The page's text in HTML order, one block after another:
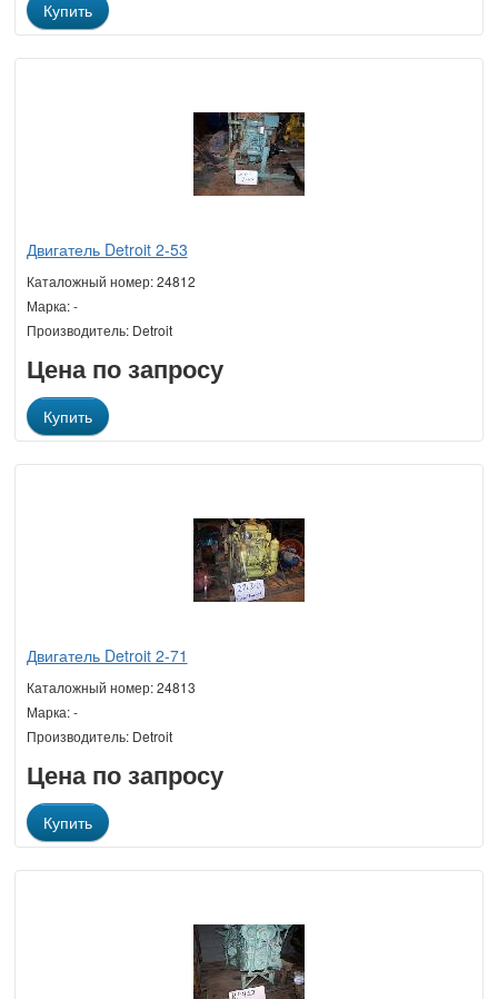
Купить
Двигатель Detroit 2-53
Каталожный номер: 24812
Марка: -
Производитель: Detroit
Цена по запросу
Купить
Двигатель Detroit 2-71
Каталожный номер: 24813
Марка: -
Производитель: Detroit
Цена по запросу
Купить